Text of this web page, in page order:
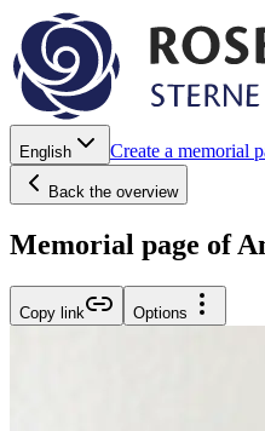
English Create a memorial
Back the overview
Memorial page of
Copy link Options